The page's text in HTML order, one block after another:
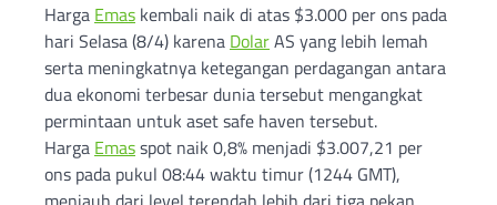
Harga Emas kembali naik di atas $3.000 per ons pada
hari Selasa (8/4) karena DolarAS yang lebih lemah
serta meningkatnya ketegangan perdagangan antara
dua ekonomi terbesar dunia tersebut mengangkat
permintaan untuk aset safe haven tersebut.
Harga Emasspot naik 0,8% menjadi $3.007,21 per
ons pada pukul 08:44 waktu timur (1244 GMT),